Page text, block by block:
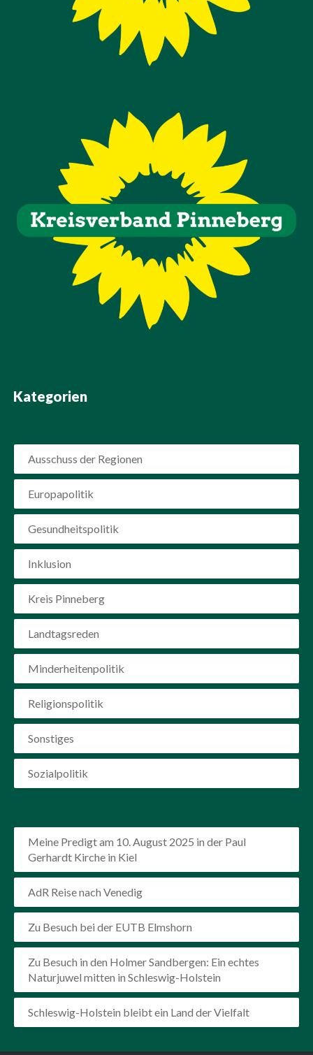
Kategorien
Ausschuss der Regionen
Europapolitik
Gesundheitspolitik
Inklusion
Kreis Pinneberg
Landtagsreden
Minderheitenpolitik
Religionspolitik
Sonstiges
Sozialpolitik
Meine Predigt am 10. August 2025 in der Paul
Gerhardt Kirche in Kiel
AdR Reise nach Venedig
Zu Besuch bei der EUTB Elmshorn
Zu Besuch in den Holmer Sandbergen: Ein echtes
Naturjuwel mitten in Schleswig-Holstein
Schleswig-Holstein bleibt ein Land der Vielfalt